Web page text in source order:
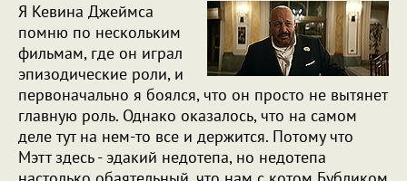
Я Кевина Джеймса
помню по нескольким
фильмам, где он играл
эпизодические роли, и
первоначально я боялся, что он просто не вытянет
главную роль. Однако оказалось, что на самом
деле тут на нем-то все и держится. Потому что
Мэтт здесь - эдакий недотепа, но недотепа